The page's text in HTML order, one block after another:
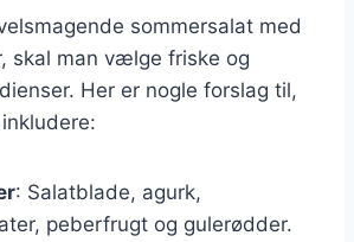
sommersalat med
skal man vælge friske og
Her er nogle forslag til,
: Salatblade, agurk,
peberfrugt og gulerødder.